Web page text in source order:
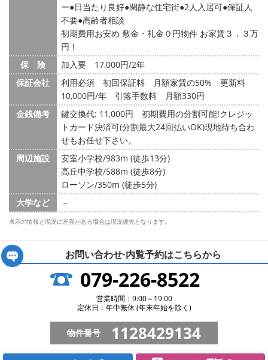
ー 日当たり良好 閑静な住宅街 2人入居可 保証人
不要 高齢者相談
初期費用お安め 敷金・礼金０円物件 お家賃３．３万
円！
保 険
加入要 17,000円/2年
保証会社
利用必須 初回保証料 月額家賃の50% 更新料
10,000円/年 引落手数料 月額330円
金銭備考
鍵交換代: 11,000円
初期費用の分割可能!クレジッ
トカード決済可(分割最大24回払いOK)現地待ち合わ
せもお任せ下さい。
周辺施設
安室小学校/983m (徒歩13分)
高丘中学校/588m (徒歩8分)
ローソン/350m (徒歩5分)
大学など
－
表示の情報と現況に差異がある場合は現況優先となります。
お問い合わせ·内覧予約はこちらから
079-226-8522
営業時間：9:00～19:00
定休日：年中無休 (年末年始を除く)
物件番号 1128429134